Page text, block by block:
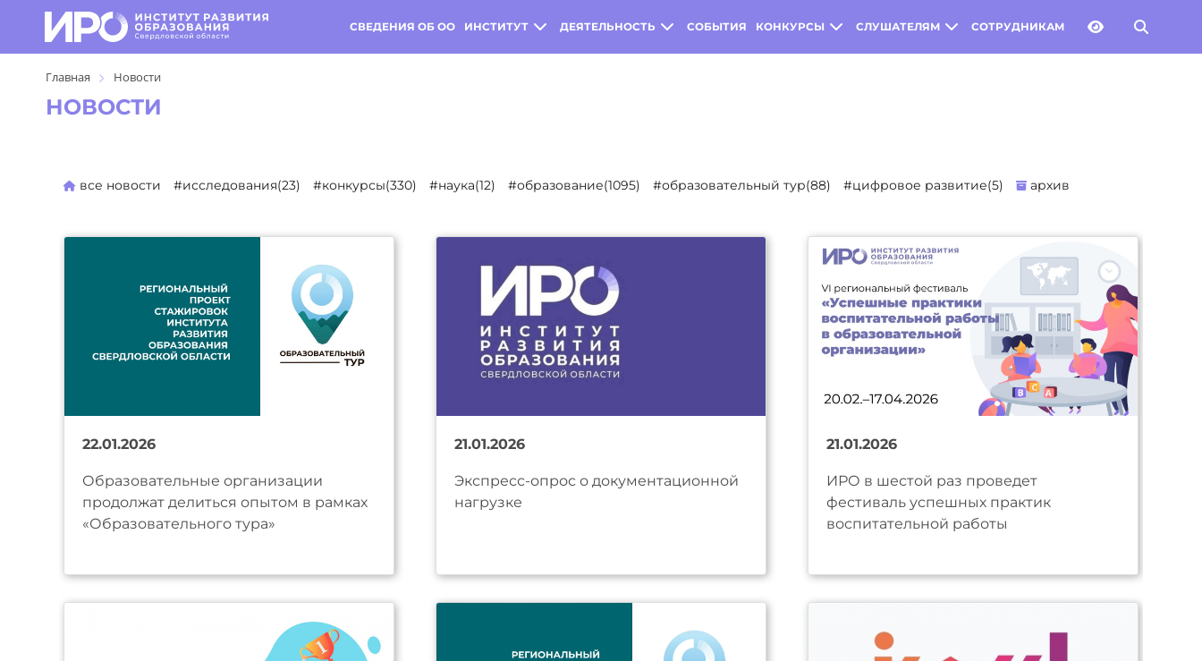
СВЕДЕНИЯ ОБ ОО ИНСТИТУТ ДЕЯТЕЛЬНОСТЬ СОБЫТИЯ КОНКУРСЫ СЛУШАТЕЛЯМ СОТРУДНИКАМ
Главная Новости
НОВОСТИ
все новости #исследования(23) #конкурсы(330) #наука(12) #образование(1095) #образовательный тур(88) #цифровое развитие(5) архив
22.01.2026
Образовательные организации
продолжат делиться опытом в рамках
«Образовательного тура»
21.01.2026
Экспресс-опрос о документационной
нагрузке
21.01.2026
ИРО в шестой раз проведет
фестиваль успешных практик
воспитательной работы